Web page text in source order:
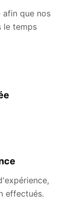
afin que nos
le temps
effectués.